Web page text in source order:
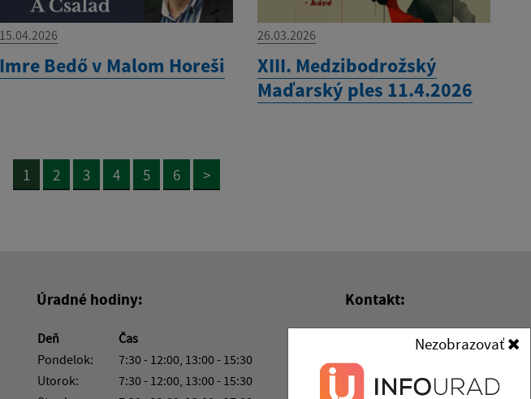
15.04.2026
Imre Bedő v Malom Horeši
26.03.2026
XIII. Medzibodrožský
Maďarský ples 11.4.2026
1 2 3 4 5 6 >
Úradné hodiny:
Deň
Čas
Pondelok:
7:30 - 12:00, 13:00 - 15:30
Utorok:
7:30 - 12:00, 13:00 - 15:30
Kontakt:
Obec (Malý Horeš)
Družstevná 233
076 52 Malý Horeš
Nezobrazovať